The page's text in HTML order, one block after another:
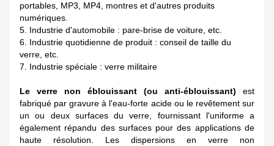
portables, MP3, MP4, montres et d'autres produits
numériques.
5. Industrie d'automobile : pare-brise de voiture, etc.
6. Industrie quotidienne de produit : conseil de taille du
verre, etc.
7. Industrie spéciale : verre militaire
Le verre non éblouissant (ou anti-éblouissant) est
fabriqué par gravure à l'eau-forte acide ou le revêtement sur
un ou deux surfaces du verre, fournissant l'uniforme a
également répandu des surfaces pour des applications de
haute résolution. Les dispersions en verre non